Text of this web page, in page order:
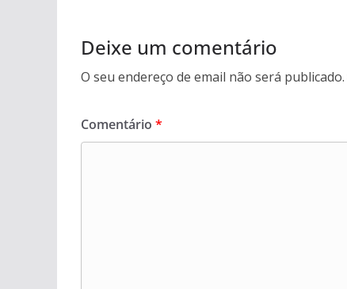
Deixe um comentário
O seu endereço de email não será publicado.
Comentário *